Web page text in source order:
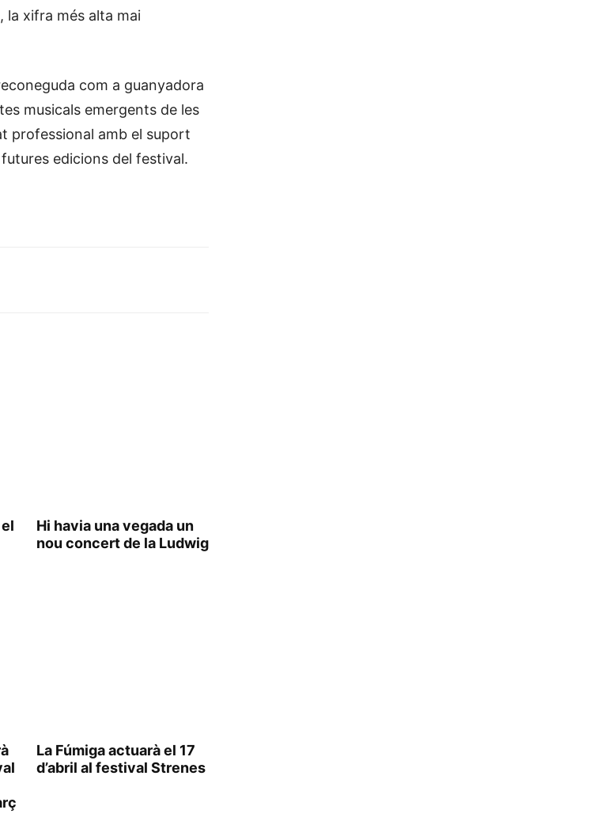
la xifra més alta mai
com a guanyadora
musicals emergents de les
professional amb el suport
edicions del festival.
Hi havia una vegada un
nou concert de la Ludwig
La Fúmiga actuarà el 17
d’abril al festival Strenes